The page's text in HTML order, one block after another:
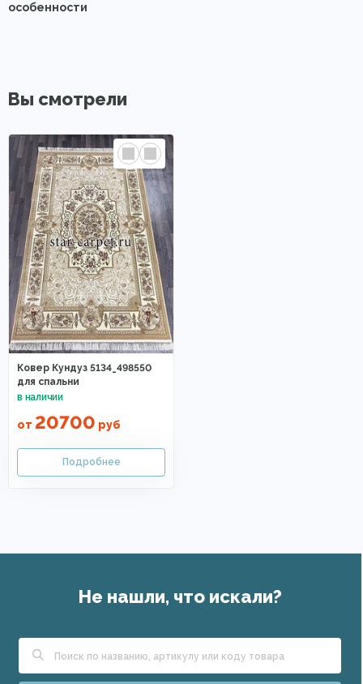
особенности
Вы смотрели
Ковер Кундуз 5134_498550
для спальни
от 20700 руб
Не нашли, что искали?